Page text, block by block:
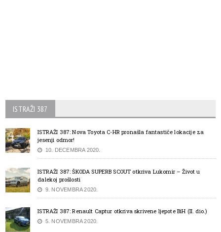
ISTRAŽI 387
ISTRAŽI 387: Nova Toyota C-HR pronašla fantastiče lokacije za
jesenji odmor!
10. DECEMBRA 2020.
ISTRAŽI 387: ŠKODA SUPERB SCOUT otkriva Lukomir – Život u
dalekoj prošlosti
9. NOVEMBRA 2020.
ISTRAŽI 387: Renault Captur otkriva skrivene ljepote BiH (II. dio.)
5. NOVEMBRA 2020.